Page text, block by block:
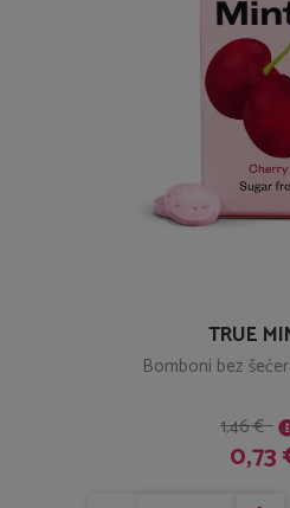
TRUE
Bomboni bez
1,46 €
0,73